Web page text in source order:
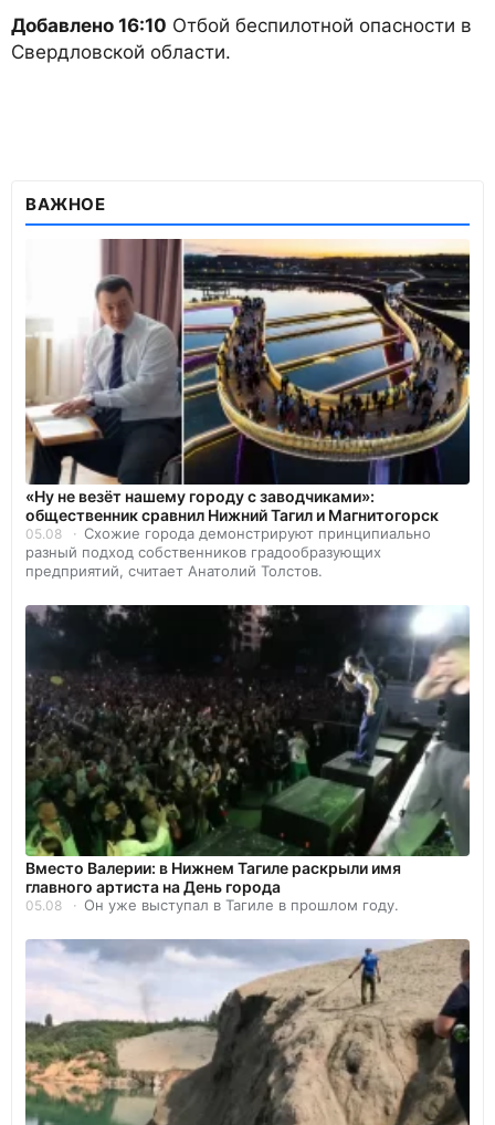
Добавлено 16:10 Отбой беспилотной опасности в
Свердловской области.
ВАЖНОЕ
«Ну не везёт нашему городу с заводчиками»:
общественник сравнил Нижний Тагил и Магнитогорск
05.08
Схожие города демонстрируют принципиально
разный подход собственников градообразующих
предприятий, считает Анатолий Толстов.
Вместо Валерии: в Нижнем Тагиле раскрыли имя
главного артиста на День города
05.08 Он уже выступал в Тагиле в прошлом году.